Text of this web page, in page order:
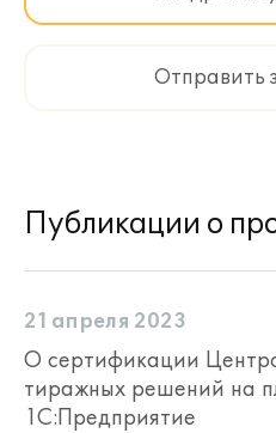
Отправить
Публикации о
21 апреля 2023
О сертификации
тиражных решений на
1С:Предприятие